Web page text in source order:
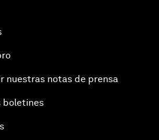
nuestras notas de prensa
boletines